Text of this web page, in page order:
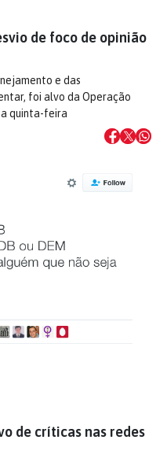
de foco de opinião
e das
foi alvo da Operação
quinta-feira
de críticas nas redes